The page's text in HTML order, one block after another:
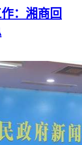
：湘商回